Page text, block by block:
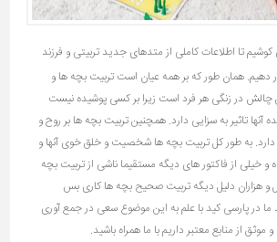
تا اطلاعات کاملی از متدهای جدید تربیتی و فرزند
دهیم. همان طور که بر همه عیان است تربیت بچه ها و
چالش در زنگی هر فرد است زیرا بر کسی پوشیده نیست
آنها تاثیر به سزایی دارد. همچنین تربیت بچه ها بر روح و
دارد. به طور کل تربیت بچه ها شخصیت و خلق خوی آنها و
و خیلی از فاکتور های دیگه مستقیما ناشی از تربیت بچه
و هزاران دلیل دیگه تربیت صحیح بچه ها کاری بس
در پارسی کید با علم به این موضوع سعی در جمع آوری
از منابع معتبر داریم با ما همراه باشید.